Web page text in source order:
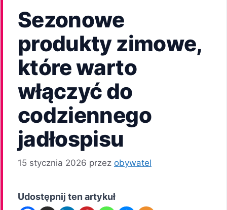
Sezonowe
produkty zimowe,
które warto
włączyć do
codziennego
jadłospisu
15 stycznia 2026 przez obywatel
Udostępnij ten artykuł